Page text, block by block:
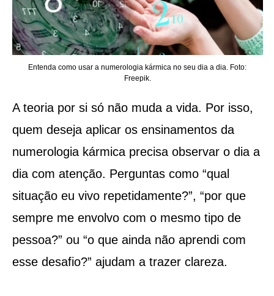
Entenda como usar a numerologia kármica no seu dia a dia. Foto:
Freepik.
A teoria por si só não muda a vida. Por isso,
quem deseja aplicar os ensinamentos da
numerologia kármica precisa observar o dia a
dia com atenção. Perguntas como “qual
situação eu vivo repetidamente?”, “por que
sempre me envolvo com o mesmo tipo de
pessoa?” ou “o que ainda não aprendi com
esse desafio?” ajudam a trazer clareza.